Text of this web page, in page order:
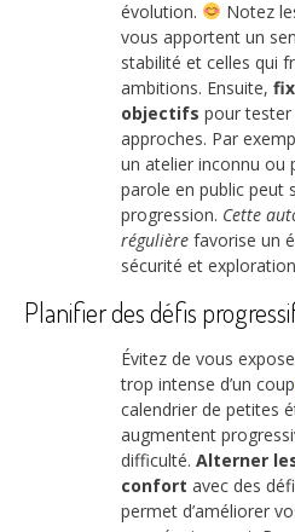
évolution.
Notez
vous apportent un
stabilité et celles qui
ambitions. Ensuite,
objectifs pour tester
approches. Par
un atelier inconnu ou
parole en public peut
progression. Cette
régulière favorise un
sécurité et
Planifier des défis
Évitez de vous
trop intense d’un
calendrier de petites
augmentent
difficulté. Alterner
confort avec des
permet d’améliorer